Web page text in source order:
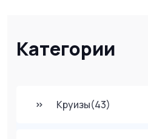
Категории
Круизы(43)